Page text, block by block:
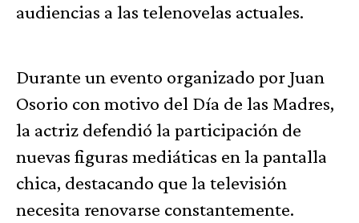
audiencias a las telenovelas actuales.
Durante un evento organizado por Juan
Osorio con motivo del Día de las Madres,
la actriz defendió la participación de
nuevas figuras mediáticas en la pantalla
chica, destacando que la televisión
necesita renovarse constantemente.